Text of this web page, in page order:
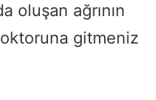
oluşan ağrının
gitmeniz